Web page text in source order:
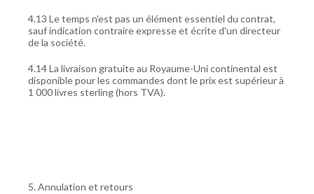
4.13 Le temps n'est pas un élément essentiel du contrat,
sauf indication contraire expresse et écrite d'un directeur
de la société.
4.14 La livraison gratuite au Royaume-Uni continental est
disponible pour les commandes dont le prix est supérieur à
1 000 livres sterling (hors TVA).
5. Annulation et retours